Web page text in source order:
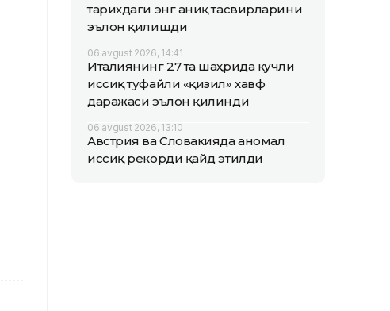
тарихдаги энг аниқ тасвирларини
эълон қилишди
06 avgust 2026, 14:41
Италиянинг 27 та шаҳрида кучли
иссиқ туфайли «қизил» хавф
даражаси эълон қилинди
06 avgust 2026, 13:10
Австрия ва Словакияда аномал
иссиқ рекорди қайд этилди